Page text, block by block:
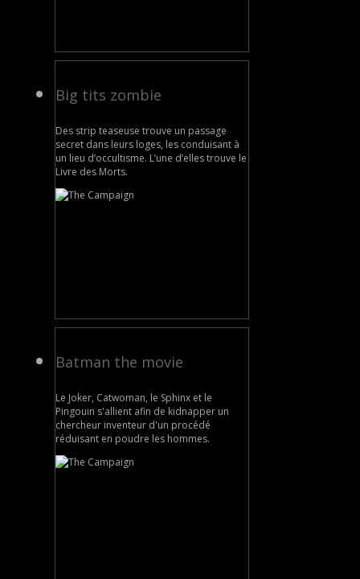
Big tits zombie
Des strip teaseuse trouve un passage
secret dans leurs loges, les conduisant à
un lieu d’occultisme. L’une d’elles trouve le
Livre des Morts.
Batman the movie
Le Joker, Catwoman, le Sphinx et le
Pingouin s'allient afin de kidnapper un
chercheur inventeur d'un procédé
réduisant en poudre les hommes.